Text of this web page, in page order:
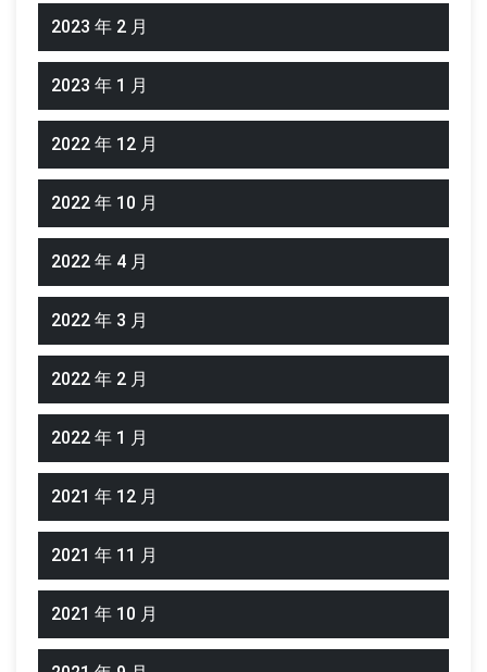
2023 年 2 月
2023 年 1 月
2022 年 12 月
2022 年 10 月
2022 年 4 月
2022 年 3 月
2022 年 2 月
2022 年 1 月
2021 年 12 月
2021 年 11 月
2021 年 10 月